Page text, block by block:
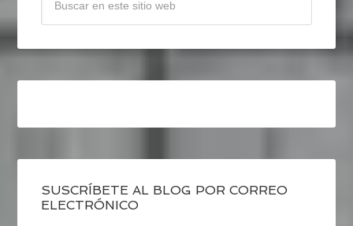
SUSCRÍBETE AL BLOG POR CORREO
ELECTRÓNICO